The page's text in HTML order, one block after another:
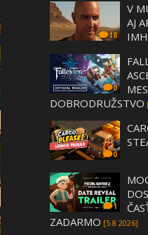
18
V
AJ
0
DOBRODRUŽSTVO
0
1
ZADARMO [5.8 2026]